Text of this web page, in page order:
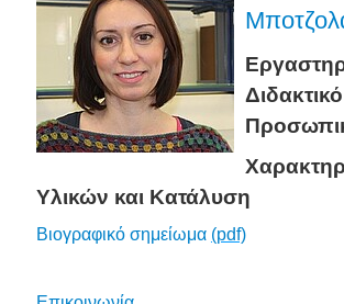
Διδακτικό
Yλικών και Κατάλυση
Βιογραφικό σημείωμα (pdf)